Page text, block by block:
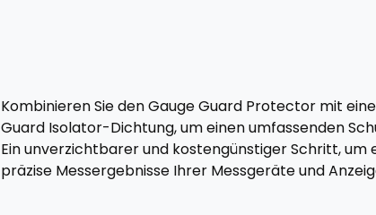
Kombinieren Sie den Gauge Guard Protector mit
Guard Isolator-Dichtung, um einen umfassenden
Ein unverzichtbarer und kostengünstiger Schritt, um
präzise Messergebnisse Ihrer Messgeräte und